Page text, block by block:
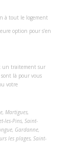
à tout le logement
option pour s’en
un traitement sur
sont là pour vous
votre
, Martigues,
les-Pins, Saint-
Gardanne,
les plages, Saint-